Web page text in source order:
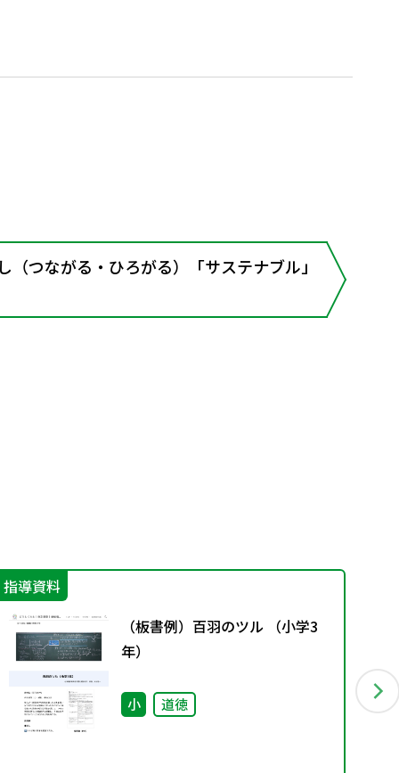
（つながる・ひろがる）「サステナブル」
指導資料
（板書例）百羽のツル （小学3
年）
小 道徳